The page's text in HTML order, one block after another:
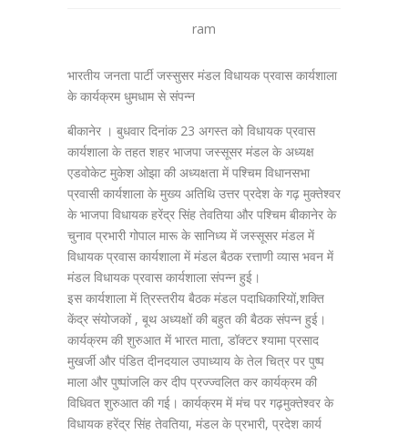
ram
भारतीय जनता पार्टी जस्सुसर मंडल विधायक प्रवास कार्यशाला
के कार्यक्रम धुमधाम से संपन्न
बीकानेर । बुधवार दिनांक 23 अगस्त को विधायक प्रवास
कार्यशाला के तहत शहर भाजपा जस्सूसर मंडल के अध्यक्ष
एडवोकेट मुकेश ओझा की अध्यक्षता में पश्चिम विधानसभा
प्रवासी कार्यशाला के मुख्य अतिथि उत्तर प्रदेश के गढ़ मुक्तेश्वर
के भाजपा विधायक हरेंद्र सिंह तेवतिया और पश्चिम बीकानेर के
चुनाव प्रभारी गोपाल मारू के सानिध्य में जस्सूसर मंडल में
विधायक प्रवास कार्यशाला में मंडल बैठक रत्ताणी व्यास भवन में
मंडल विधायक प्रवास कार्यशाला संपन्न हुई।
इस कार्यशाला में त्रिस्तरीय बैठक मंडल पदाधिकारियों,शक्ति
केंद्र संयोजकों , बूथ अध्यक्षों की बहुत की बैठक संपन्न हुई।
कार्यक्रम की शुरुआत में भारत माता, डॉक्टर श्यामा प्रसाद
मुखर्जी और पंडित दीनदयाल उपाध्याय के तेल चित्र पर पुष्प
माला और पुष्पांजलि कर दीप प्रज्ज्वलित कर कार्यक्रम की
विधिवत शुरुआत की गई। कार्यक्रम में मंच पर गढ़मुक्तेश्वर के
विधायक हरेंद्र सिंह तेवतिया, मंडल के प्रभारी, प्रदेश कार्य